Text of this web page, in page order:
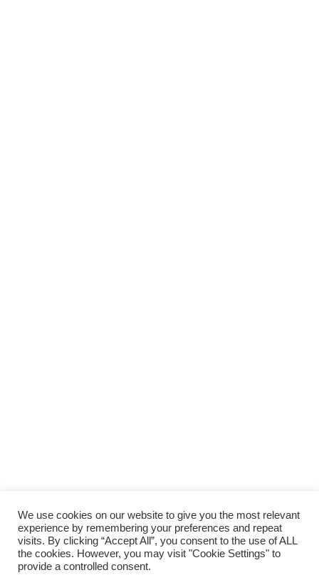
We use cookies on our website to give you the most relevant
experience by remembering your preferences and repeat
visits. By clicking “Accept All”, you consent to the use of ALL
the cookies. However, you may visit "Cookie Settings" to
provide a controlled consent.